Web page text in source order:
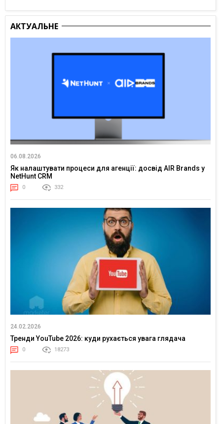
АКТУАЛЬНЕ
06.08.2026
Як налаштувати процеси для агенції: досвід AIR Brands у
NetHunt CRM
0 332
24.02.2026
Тренди YouTube 2026: куди рухається увага глядача
0 18273